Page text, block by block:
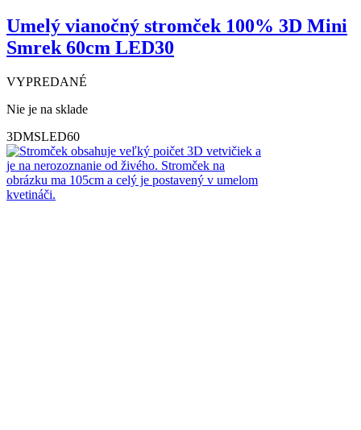
Umelý vianočný stromček 100% 3D Mini
Smrek 60cm LED30
VYPREDANÉ
Nie je na sklade
3DMSLED60